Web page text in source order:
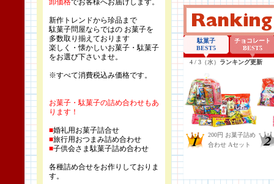
卸価格でお客様へお届けします。
新作トレンドから珍品まで
駄菓子問屋ならではの お菓子を
多数取り揃えております
楽しく・懐かしいお菓子・駄菓子
をお選び下さいませ。
※すべて消費税込み価格です。
お菓子・駄菓子の詰め合わせもあ
ります！
■婚礼用お菓子詰合せ
■旅行用おつまみ詰め合わせ
■子供会さま駄菓子詰め合わせ
各種詰め合せをお作りしておりま
す。